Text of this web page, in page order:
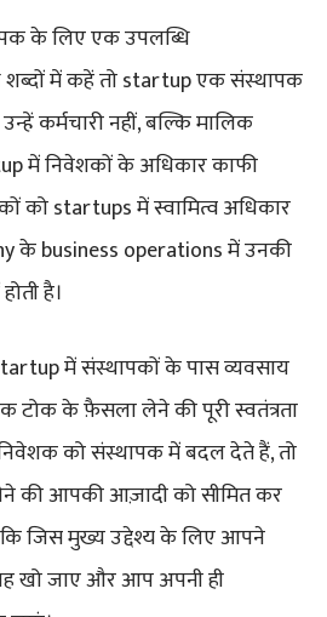
के लिए एक उपलब्धि
शब्दों में कहें तो startup एक संस्थापक
कर्मचारी नहीं, बल्कि मालिक
में निवेशकों के अधिकार काफी
को startups में स्वामित्व अधिकार
के business operations में उनकी
है।
में संस्थापकों के पास व्यवसाय
टोक के फ़ैसला लेने की पूरी स्वतंत्रता
को संस्थापक में बदल देते हैं, तो
की आपकी आज़ादी को सीमित कर
जिस मुख्य उद्देश्य के लिए आपने
खो जाए और आप अपनी ही